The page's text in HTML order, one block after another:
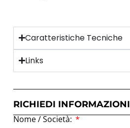
Caratteristiche Tecniche
Links
RICHIEDI INFORMAZIONI
Nome / Società: